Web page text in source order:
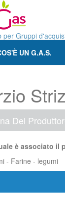
per Gruppi
UN G.A.S.
Del
è associato il
- Farine - legumi